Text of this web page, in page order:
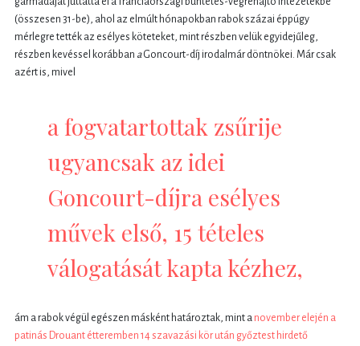
(összesen 31-be), ahol az elmúlt hónapokban rabok százai éppúgy
mérlegre tették az esélyes köteteket, mint részben velük egyidejűleg,
részben kevéssel korábban aGoncourt-díj irodalmár döntnökei. Már csak
azért is, mivel
a fogvatartottak zsűrije
ugyancsak az idei
Goncourt-díjra esélyes
művek első, 15 tételes
válogatását kapta kézhez,
ám a rabok végül egészen másként határoztak, mint a november elején a
patinás Drouant étteremben 14 szavazási kör után győztest hirdető